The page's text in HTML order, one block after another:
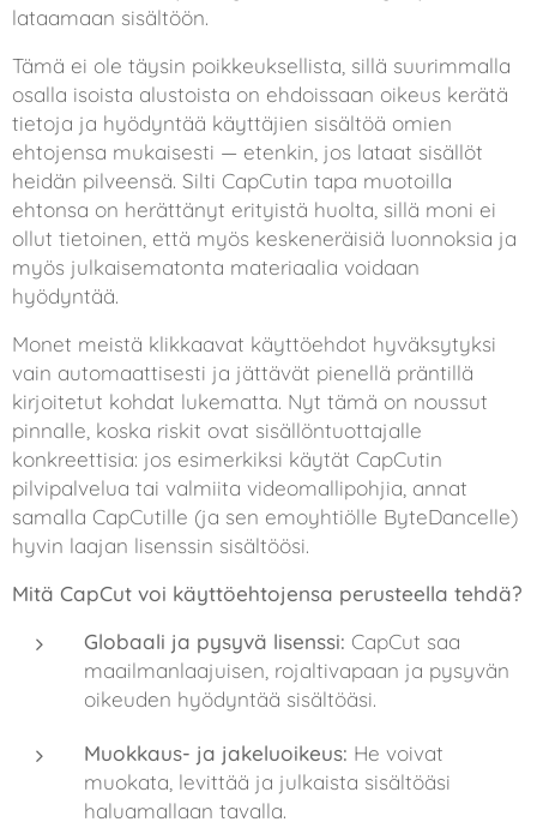
lataamaan sisältöön.
Tämä ei ole täysin poikkeuksellista, sillä suurimmalla
osalla isoista alustoista on ehdoissaan oikeus kerätä
tietoja ja hyödyntää käyttäjien sisältöä omien
ehtojensa mukaisesti — etenkin, jos lataat sisällöt
heidän pilveensä. Silti CapCutin tapa muotoilla
ehtonsa on herättänyt erityistä huolta, sillä moni ei
ollut tietoinen, että myös keskeneräisiä luonnoksia ja
myös julkaisematonta materiaalia voidaan
hyödyntää.
Monet meistä klikkaavat käyttöehdot hyväksytyksi
vain automaattisesti ja jättävät pienellä präntillä
kirjoitetut kohdat lukematta. Nyt tämä on noussut
pinnalle, koska riskit ovat sisällöntuottajalle
konkreettisia: jos esimerkiksi käytät CapCutin
pilvipalvelua tai valmiita videomallipohjia, annat
samalla CapCutille (ja sen emoyhtiölle ByteDancelle)
hyvin laajan lisenssin sisältöösi.
Mitä CapCut voi käyttöehtojensa perusteella tehdä?
Globaali ja pysyvä lisenssi: CapCut saa
maailmanlaajuisen, rojaltivapaan ja pysyvän
oikeuden hyödyntää sisältöäsi.
Muokkaus- ja jakeluoikeus: He voivat
muokata, levittää ja julkaista sisältöäsi
haluamallaan tavalla.